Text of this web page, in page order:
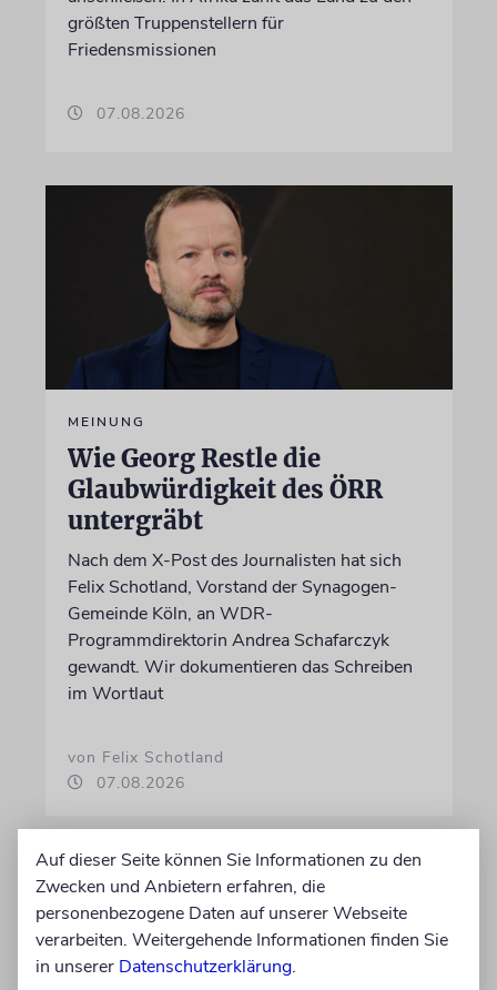
größten Truppenstellern für
Friedensmissionen
07.08.2026
MEINUNG
Wie Georg Restle die
Glaubwürdigkeit des ÖRR
untergräbt
Nach dem X-Post des Journalisten hat sich
Felix Schotland, Vorstand der Synagogen-
Gemeinde Köln, an WDR-
Programmdirektorin Andrea Schafarczyk
gewandt. Wir dokumentieren das Schreiben
im Wortlaut
von Felix Schotland
07.08.2026
Auf dieser Seite können Sie Informationen zu den
Zwecken und Anbietern erfahren, die
personenbezogene Daten auf unserer Webseite
verarbeiten. Weitergehende Informationen finden Sie
in unserer Datenschutzerklärung.